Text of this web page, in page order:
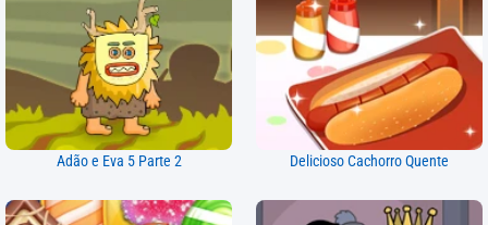
Adão e Eva 5 Parte 2 Delicioso Cachorro Quente